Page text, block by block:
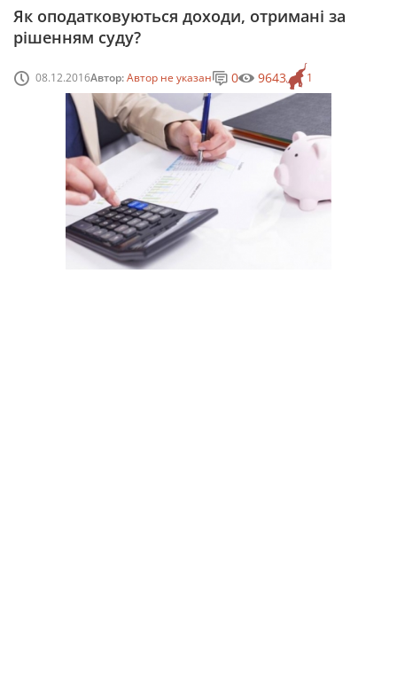
Як оподатковуються доходи, отримані за
рішенням суду?
08.12.2016Автор:Автор не указан 1
0 9643